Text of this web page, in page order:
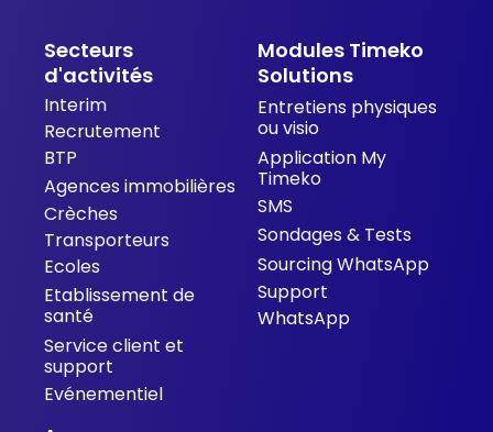
Secteurs
d'activités
Interim
Recrutement
BTP
Agences immobilières
Crèches
Transporteurs
Ecoles
Etablissement de
santé
Service client et
support
Evénementiel
Modules Timeko
Solutions
Entretiens physiques
ou visio
Application My
Timeko
SMS
Sondages & Tests
Sourcing WhatsApp
Support
WhatsApp